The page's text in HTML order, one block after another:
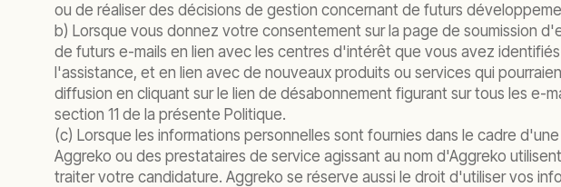
ou de réaliser des décisions de gestion concernant de futurs
b) Lorsque vous donnez votre consentement sur la page de soumission
de futurs e-mails en lien avec les centres d'intérêt que vous avez
l'assistance, et en lien avec de nouveaux produits ou services qui
diffusion en cliquant sur le lien de désabonnement figurant sur tous les e-
section 11 de la présente Politique.
(c) Lorsque les informations personnelles sont fournies dans le cadre
Aggreko ou des prestataires de service agissant au nom d'Aggreko
traiter votre candidature. Aggreko se réserve aussi le droit d'utiliser vos